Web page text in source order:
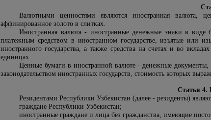
Валютными ценностями являются иностранная валюта,
аффинированное золото в слитках.
Иностранная валюта - иностранные денежные знаки в виде
платежным средством в иностранном государстве, изъятые
иностранного государства, а также средства на счетах и во
единицах.
Ценные бумаги в иностранной валюте - денежные
законодательством иностранных государств, стоимость которых
Статья 4.
Резидентами Республики Узбекистан (далее - резиденты)
граждане Республики Узбекистан;
иностранные граждане и лица без гражданства, имеющие